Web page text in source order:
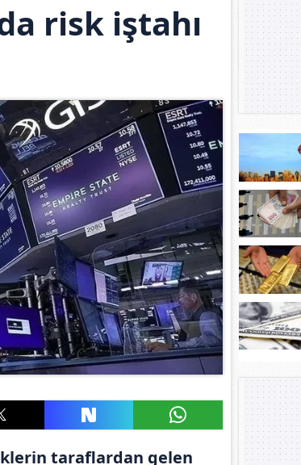
risk iştahı
taraflardan gelen